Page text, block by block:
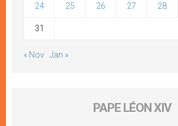
24 25 26 27 28
31
« Nov Jan »
PAPE LÉON XIV